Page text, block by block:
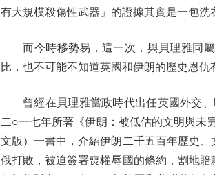
有大規模殺傷性武器」的證據其實是一包洗
而今時移勢易，這一次，與貝理雅同屬
比，也不可能不知道英國和伊朗的歷史恩仇
曾經在貝理雅當政時代出任英國外交、
二○一七年所著《伊朗：被低估的文明與未
文版）一書中，介紹伊朗二千五百年歷史
俄打敗，被迫簽署喪權辱國的條約，割地